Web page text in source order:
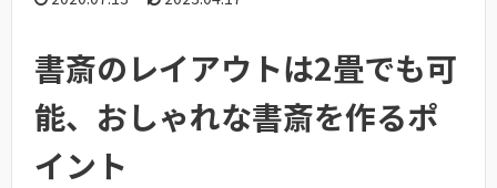
書斎のレイアウトは2畳でも可
能、おしゃれな書斎を作るポ
イント